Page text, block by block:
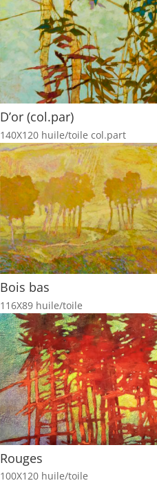
D’or (col.par)
140X120 huile/toile col.part
Bois bas
116X89 huile/toile
Rouges
100X120 huile/toile